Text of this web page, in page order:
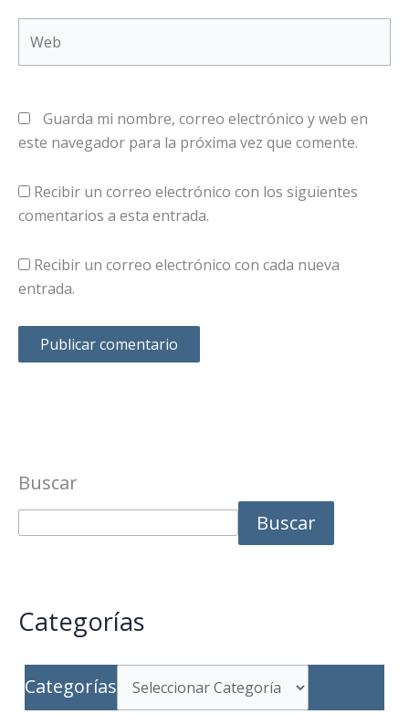
Guarda mi nombre, correo electrónico y web en
este navegador para la próxima vez que comente.
Recibir un correo electrónico con los siguientes
comentarios a esta entrada.
Recibir un correo electrónico con cada nueva
entrada.
Buscar
Buscar
Categorías
Categorías